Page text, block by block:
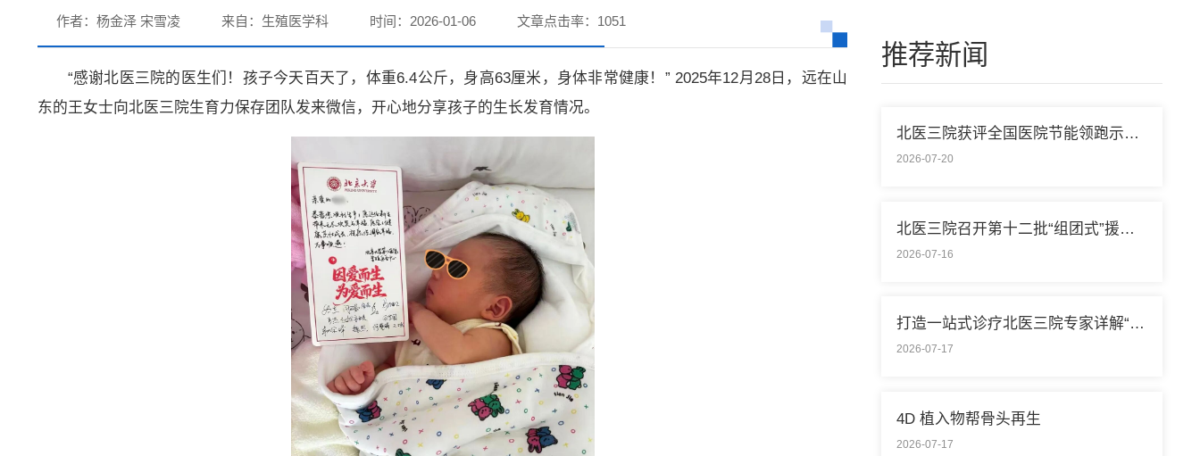
作者：杨金泽 宋雪凌 来自：生殖医学科 时间：2026-01-06 文章点击率： 1051
“感谢北医三院的医生们！孩子今天百天了，体重6.4公斤，身高63厘米，身体非常健康！” 2025年12月28日，远在山
东的王女士向北医三院生育力保存团队发来微信，开心地分享孩子的生长发育情况。
推荐新闻
北医三院获评全国医院节能领跑示范单位称号
2026-07-20
北医三院召开第十二批“组团式”援藏医疗队欢送会
2026-07-16
打造一站式诊疗北医三院专家详解“控糖”新模式
2026-07-17
4D 植入物帮骨头再生
2026-07-17